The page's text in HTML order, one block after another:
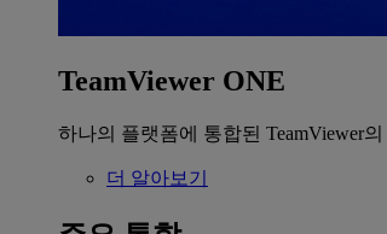
TeamViewer ONE
하나의 플랫폼에 통합된 TeamViewer
더 알아보기